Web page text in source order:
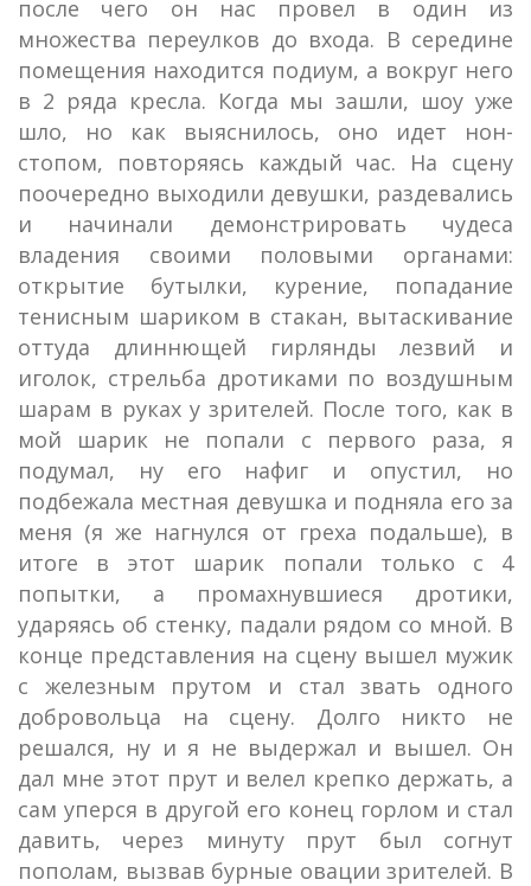
после чего он нас провел в один из
множества переулков до входа. В середине
помещения находится подиум, а вокруг него
в 2 ряда кресла. Когда мы зашли, шоу уже
шло, но как выяснилось, оно идет нон-
стопом, повторяясь каждый час. На сцену
поочередно выходили девушки, раздевались
и начинали демонстрировать чудеса
владения своими половыми органами:
открытие бутылки, курение, попадание
тенисным шариком в стакан, вытаскивание
оттуда длиннющей гирлянды лезвий и
иголок, стрельба дротиками по воздушным
шарам в руках у зрителей. После того, как в
мой шарик не попали с первого раза, я
подумал, ну его нафиг и опустил, но
подбежала местная девушка и подняла его за
меня (я же нагнулся от греха подальше), в
итоге в этот шарик попали только с 4
попытки, а промахнувшиеся дротики,
ударяясь об стенку, падали рядом со мной. В
конце представления на сцену вышел мужик
с железным прутом и стал звать одного
добровольца на сцену. Долго никто не
решался, ну и я не выдержал и вышел. Он
дал мне этот прут и велел крепко держать, а
сам уперся в другой его конец горлом и стал
давить, через минуту прут был согнут
пополам, вызвав бурные овации зрителей. В